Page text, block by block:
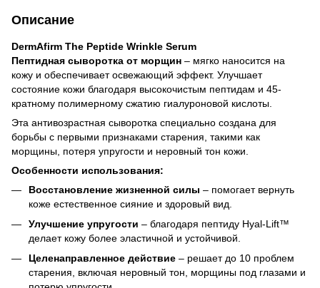
Описание
DermAfirm The Peptide Wrinkle Serum
Пептидная сыворотка от морщин – мягко наносится на
кожу и обеспечивает освежающий эффект. Улучшает
состояние кожи благодаря высокочистым пептидам и 45-
кратному полимерному сжатию гиалуроновой кислоты.
Эта антивозрастная сыворотка специально создана для
борьбы с первыми признаками старения, такими как
морщины, потеря упругости и неровный тон кожи.
Особенности использования:
Восстановление жизненной силы – помогает вернуть
коже естественное сияние и здоровый вид.
Улучшение упругости – благодаря пептиду Hyal-Lift™
делает кожу более эластичной и устойчивой.
Целенаправленное действие – решает до 10 проблем
старения, включая неровный тон, морщины под глазами и